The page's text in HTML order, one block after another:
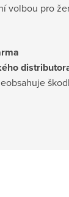
volbou pro